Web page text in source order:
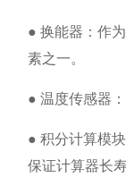
● 换能器：作
素之一。
● 温度传感器
● 积分计算模
保证计算器长